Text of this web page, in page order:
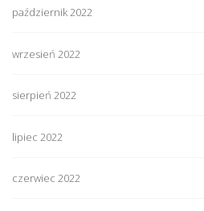
październik 2022
wrzesień 2022
sierpień 2022
lipiec 2022
czerwiec 2022